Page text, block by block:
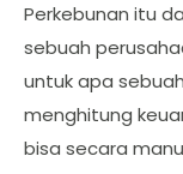
Perkebunan itu
sebuah
untuk apa
menghitung
bisa secara